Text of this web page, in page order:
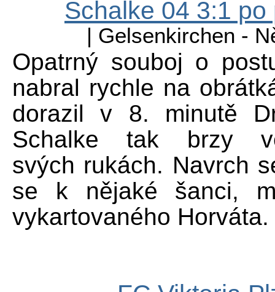
Schalke 04 3:1
| Gelsenkirchen -
Opatrný souboj o
nabral rychle na
dorazil v 8. minutě
Schalke tak brzy
svých rukách. Navrch
se k nějaké šanci,
vykartovaného Horváta.